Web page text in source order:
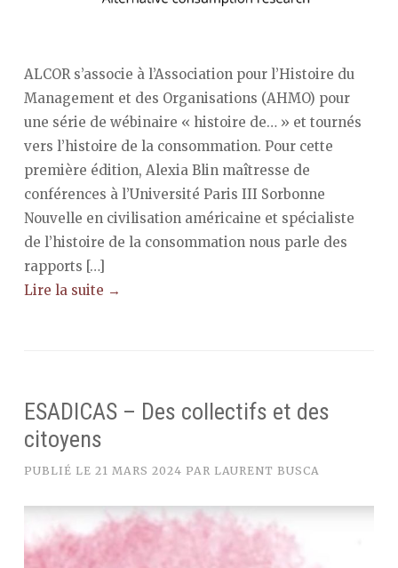
ALCOR s’associe à l’Association pour l’Histoire du
Management et des Organisations (AHMO) pour
une série de wébinaire « histoire de… » et tournés
vers l’histoire de la consommation. Pour cette
première édition, Alexia Blin maîtresse de
conférences à l’Université Paris III Sorbonne
Nouvelle en civilisation américaine et spécialiste
de l’histoire de la consommation nous parle des
rapports […]
Lire la suite →
ESADICAS – Des collectifs et des
citoyens
PUBLIÉ LE 21 MARS 2024 PAR LAURENT BUSCA